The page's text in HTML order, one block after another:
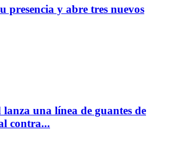
presencia y abre tres nuevos
una línea de guantes de
contra...